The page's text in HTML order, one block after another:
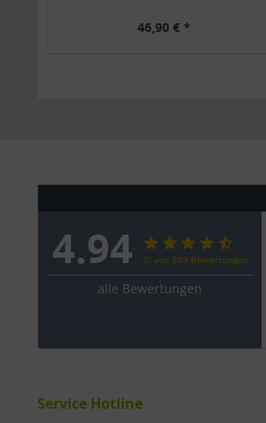
46,90 € *
4.94 ∅ aus 509 Bewertungen
alle Bewertungen
Service Hotline